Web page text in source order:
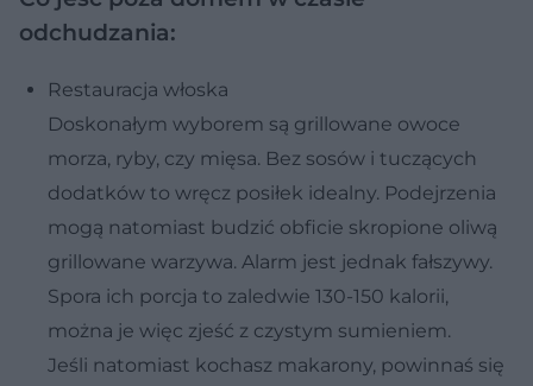
odchudzania:
Restauracja włoska
Doskonałym wyborem są grillowane owoce
morza, ryby, czy mięsa. Bez sosów i tuczących
dodatków to wręcz posiłek idealny. Podejrzenia
mogą natomiast budzić obficie skropione oliwą
grillowane warzywa. Alarm jest jednak fałszywy.
Spora ich porcja to zaledwie 130-150 kalorii,
można je więc zjeść z czystym sumieniem.
Jeśli natomiast kochasz makarony, powinnaś się